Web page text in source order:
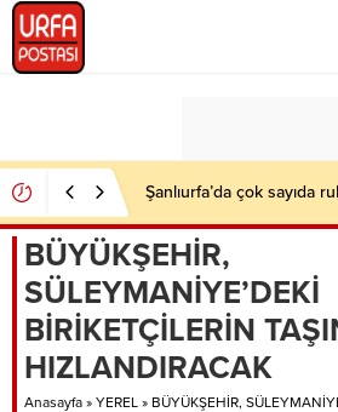
Şanlıurfa’da çok sayıda
BÜYÜKŞEHİR,
SÜLEYMANİYE’DEKİ
BİRİKETÇİLERİN
HIZLANDIRACAK
Anasayfa » YEREL » BÜYÜKŞEHİR,